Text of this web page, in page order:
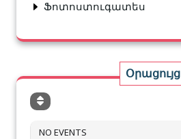
Ֆոտոստուգատես
Օրացույց
NO EVENTS